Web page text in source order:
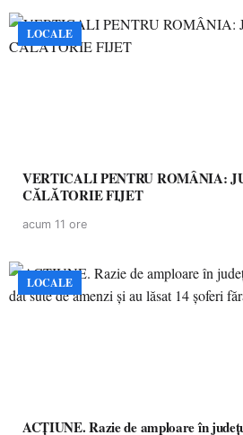
LOCALE
VERTICALI PENTRU ROMÂNIA:
CĂLĂTORIE FIJET
acum 11 ore
LOCALE
ACȚIUNE. Razie de amploare în